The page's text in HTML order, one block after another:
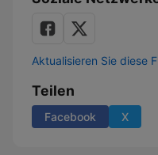
Aktualisieren Sie diese
Teilen
Facebook X